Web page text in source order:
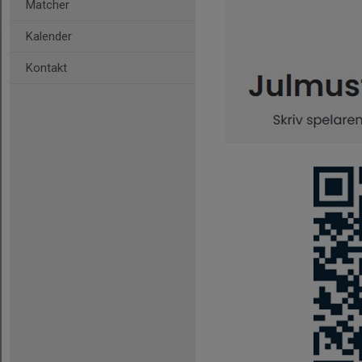
Matcher
Kalender
Kontakt